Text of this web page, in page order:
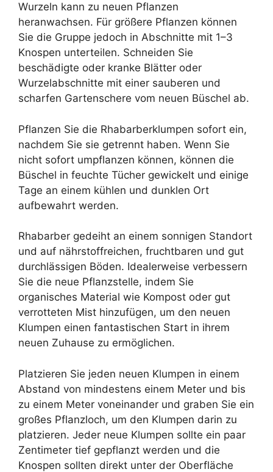
Wurzeln kann zu neuen Pflanzen
heranwachsen. Für größere Pflanzen können
Sie die Gruppe jedoch in Abschnitte mit 1–3
Knospen unterteilen. Schneiden Sie
beschädigte oder kranke Blätter oder
Wurzelabschnitte mit einer sauberen und
scharfen Gartenschere vom neuen Büschel ab.
Pflanzen Sie die Rhabarberklumpen sofort ein,
nachdem Sie sie getrennt haben. Wenn Sie
nicht sofort umpflanzen können, können die
Büschel in feuchte Tücher gewickelt und einige
Tage an einem kühlen und dunklen Ort
aufbewahrt werden.
Rhabarber gedeiht an einem sonnigen Standort
und auf nährstoffreichen, fruchtbaren und gut
durchlässigen Böden. Idealerweise verbessern
Sie die neue Pflanzstelle, indem Sie
organisches Material wie Kompost oder gut
verrotteten Mist hinzufügen, um den neuen
Klumpen einen fantastischen Start in ihrem
neuen Zuhause zu ermöglichen.
Platzieren Sie jeden neuen Klumpen in einem
Abstand von mindestens einem Meter und bis
zu einem Meter voneinander und graben Sie ein
großes Pflanzloch, um den Klumpen darin zu
platzieren. Jeder neue Klumpen sollte ein paar
Zentimeter tief gepflanzt werden und die
Knospen sollten direkt unter der Oberfläche